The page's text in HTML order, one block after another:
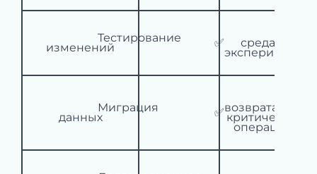
изменений
			 ✅
среда для
экспериментов
данных
			 ✅
возврата перед
критическими
операциями